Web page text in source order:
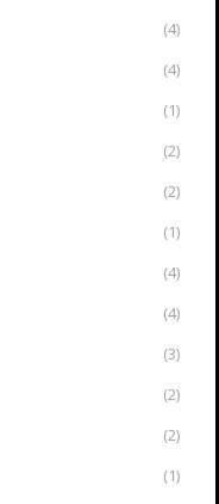
(4)
(4)
(1)
(2)
(2)
(1)
(4)
(4)
(3)
(2)
(2)
(1)